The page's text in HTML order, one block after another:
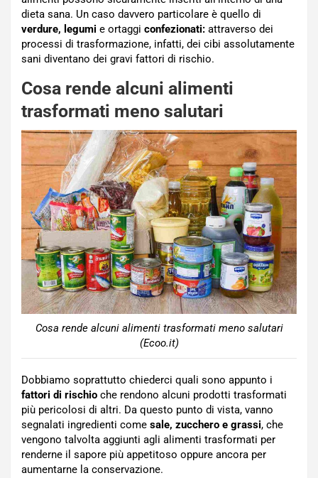
dieta sana. Un caso davvero particolare è quello di
verdure, legumi e ortaggi confezionati: attraverso dei
processi di trasformazione, infatti, dei cibi assolutamente
sani diventano dei gravi fattori di rischio.
Cosa rende alcuni alimenti
trasformati meno salutari
Cosa rende alcuni alimenti trasformati meno salutari
(Ecoo.it)
Dobbiamo soprattutto chiederci quali sono appunto i
fattori di rischio che rendono alcuni prodotti trasformati
più pericolosi di altri. Da questo punto di vista, vanno
segnalati ingredienti come sale, zucchero e grassi, che
vengono talvolta aggiunti agli alimenti trasformati per
renderne il sapore più appetitoso oppure ancora per
aumentarne la conservazione.